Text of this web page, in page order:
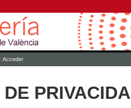
Acceder